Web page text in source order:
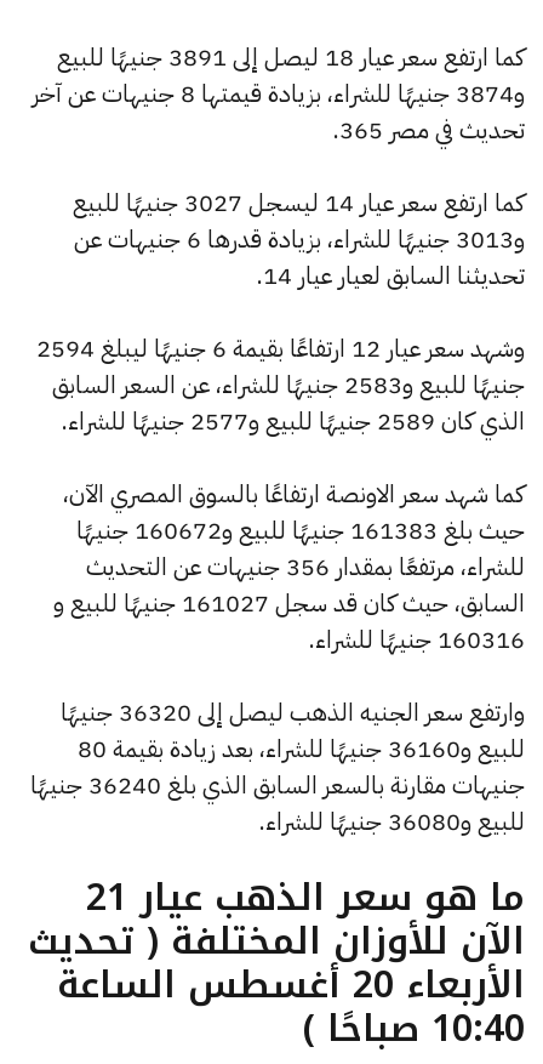
كما ارتفع سعر عيار 18 ليصل إلى 3891 جنيهًا للبيع
و3874 جنيهًا للشراء، بزيادة قيمتها 8 جنيهات عن آخر
تحديث في مصر 365.
كما ارتفع سعر عيار 14 ليسجل 3027 جنيهًا للبيع
و3013 جنيهًا للشراء، بزيادة قدرها 6 جنيهات عن
تحديثنا السابق لعيار عيار 14.
وشهد سعر عيار 12 ارتفاعًا بقيمة 6 جنيهًا ليبلغ 2594
جنيهًا للبيع و2583 جنيهًا للشراء، عن السعر السابق
الذي كان 2589 جنيهًا للبيع و2577 جنيهًا للشراء.
كما شهد سعر الاونصة ارتفاعًا بالسوق المصري الآن،
حيث بلغ 161383 جنيهًا للبيع و160672 جنيهًا
للشراء، مرتفعًا بمقدار 356 جنيهات عن التحديث
السابق، حيث كان قد سجل 161027 جنيهًا للبيع و
160316 جنيهًا للشراء.
وارتفع سعر الجنيه الذهب ليصل إلى 36320 جنيهًا
للبيع و36160 جنيهًا للشراء، بعد زيادة بقيمة 80
جنيهات مقارنة بالسعر السابق الذي بلغ 36240 جنيهًا
للبيع و36080 جنيهًا للشراء.
ما هو سعر الذهب عيار 21
الآن للأوزان المختلفة ( تحديث
الأربعاء 20 أغسطس الساعة
10:40 صباحًا )